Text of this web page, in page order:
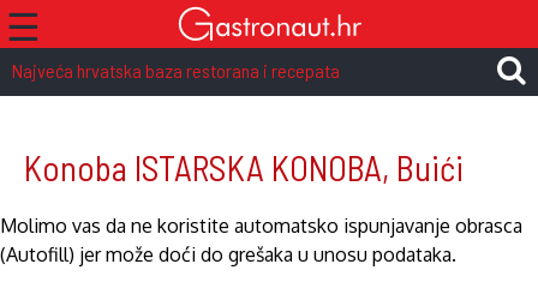
☰
Najveća hrvatska baza restorana i recepata
Konoba ISTARSKA KONOBA, Buići
Molimo vas da ne koristite automatsko ispunjavanje obrasca
(Autofill) jer može doći do grešaka u unosu podataka.